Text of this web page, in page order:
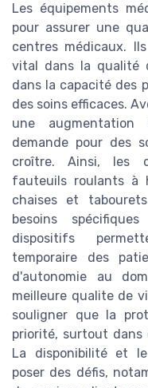
Les équipements
pour assurer une
centres médicaux.
vital dans la qualité
dans la capacité des
des soins efficaces.
une augmentation
demande pour des
croître. Ainsi, les
fauteuils roulants à
chaises et
besoins
dispositifs
temporaire des
d'autonomie au
meilleure qualite de
souligner que la
priorité, surtout dans
La disponibilité et
poser des défis,